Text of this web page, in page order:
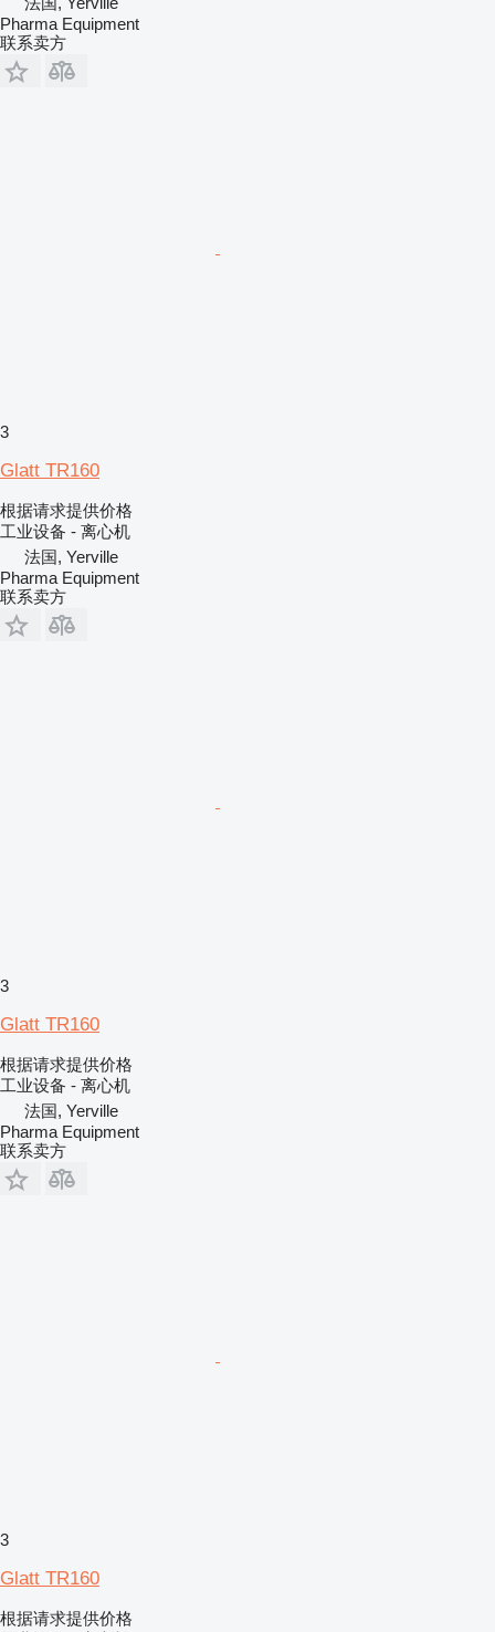
Pharma Equipment
联系卖方
3
Glatt TR160
根据请求提供价格
工业设备 - 离心机
法国, Yerville
Pharma Equipment
联系卖方
3
Glatt TR160
根据请求提供价格
工业设备 - 离心机
法国, Yerville
Pharma Equipment
联系卖方
3
Glatt TR160
根据请求提供价格